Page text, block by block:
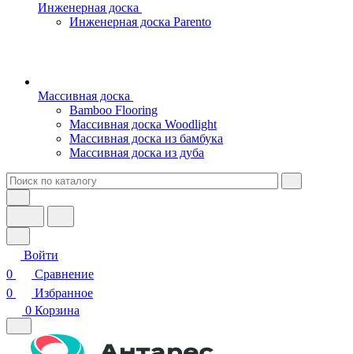
Инженерная доска
Инженерная доска Parento
Массивная доска
Bamboo Flooring
Массивная доска Woodlight
Массивная доска из бамбука
Массивная доска из дуба
Войти
0
Сравнение
0
Избранное
0 Корзина